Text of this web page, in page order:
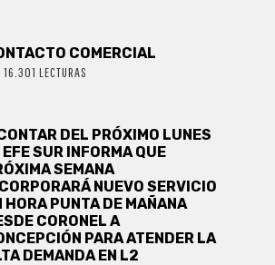
COMERCIAL
16.301 LECTURAS
DEL PRÓXIMO LUNES
EFE SUR INFORMA QUE
SEMANA
NUEVO SERVICIO
HORA PUNTA DE MAÑANA
CORONEL A
PARA ATENDER LA
DEMANDA EN L2